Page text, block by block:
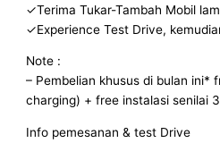
✓Terima Tukar-Tambah Mobil
✓Experience Test Drive,
Note :
– Pembelian khusus di bulan ini*
charging) + free instalasi senilai
Info pemesanan & test Drive